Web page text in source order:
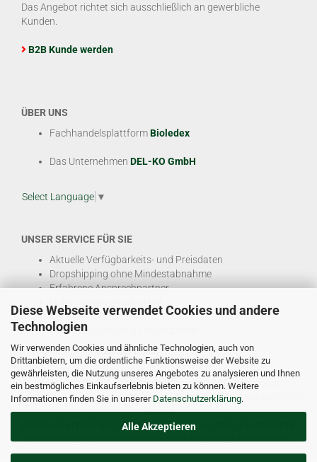
Diese Webseite verwendet Cookies und andere
Technologien
Wir verwenden Cookies und ähnliche Technologien, auch von
Drittanbietern, um die ordentliche Funktionsweise der Website zu
gewährleisten, die Nutzung unseres Angebotes zu analysieren und Ihnen
ein bestmögliches Einkaufserlebnis bieten zu können. Weitere
Informationen finden Sie in unserer Datenschutzerklärung.
Alle Akzeptieren
Das Angebot richtet sich ausschließlich an gewerbliche
Kunden.
B2B Kunde werden
ÜBER UNS
FachhandelsplattformBioledex
Das Unternehmen DEL-KO GmbH
Select Language ▼
UNSER SERVICE FÜR SIE
Aktuelle Verfügbarkeits- und Preisdaten
Dropshipping ohne Mindestabnahme
Erfahrene Ansprechpartner
Hohe Warenverfügbarkeit
EDI & E-Rechnung
Attraktive Margen & Projektpreise
Und viele weitereB2B Services
© DEL-KO GmbH 2026 |Impressum|AGB| Datenschutz
Kontakt|Vertriebspartner werden|Sitemap|Unsere Marken
Service
Bioledex Fachhandelsplattform für LED Leuchten, Leuchtmittel,
Schalterprogrammen und Elektrotechnik zu B2B Konditionen.